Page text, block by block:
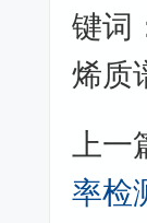
键词
烯质
上一
率检